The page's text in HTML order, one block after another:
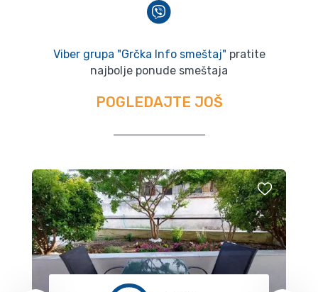
Viber grupa "Grčka Info smeštaj" pratite
najbolje ponude smeštaja
POGLEDAJTE JOŠ